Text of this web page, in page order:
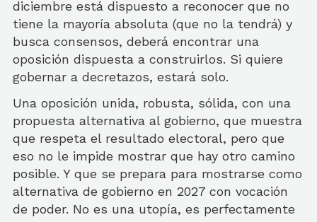
diciembre está dispuesto a reconocer que no
tiene la mayoría absoluta (que no la tendrá) y
busca consensos, deberá encontrar una
oposición dispuesta a construirlos. Si quiere
gobernar a decretazos, estará solo.
Una oposición unida, robusta, sólida, con una
propuesta alternativa al gobierno, que muestra
que respeta el resultado electoral, pero que
eso no le impide mostrar que hay otro camino
posible. Y que se prepara para mostrarse como
alternativa de gobierno en 2027 con vocación
de poder. No es una utopía, es perfectamente